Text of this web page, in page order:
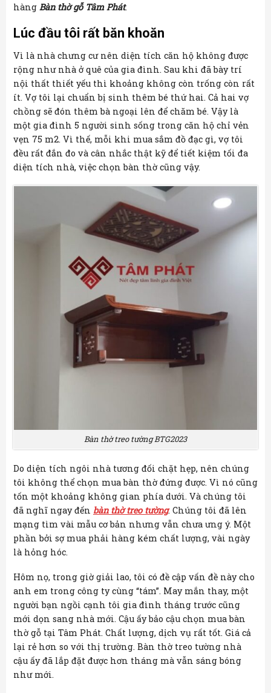
hàng Bàn thờ gỗ Tâm Phát.
Lúc đầu tôi rất băn khoăn
Vì là nhà chưng cư nên diện tích căn hộ không được
rộng như nhà ở quê của gia đình. Sau khi đã bày trí
nội thất thiết yếu thì khoảng không còn trống còn rất
ít. Vợ tôi lại chuẩn bị sinh thêm bé thứ hai. Cả hai vợ
chồng sẽ đón thêm bà ngoại lên để chăm bé. Vậy là
một gia đình 5 người sinh sống trong căn hộ chỉ vẻn
vẹn 75 m2. Vì thế, mỗi khi mua sắm đồ đạc gì, vợ tôi
đều rất đắn đo và cân nhắc thật kỹ để tiết kiệm tối đa
diện tích nhà, việc chọn bàn thờ cũng vậy.
Bàn thờ treo tường BTG2023
Do diện tích ngôi nhà tương đối chặt hẹp, nên chúng
tôi không thể chọn mua bàn thờ đứng được. Vì nó cũng
tốn một khoảng không gian phía dưới. Và chúng tôi
đã nghĩ ngay đến bàn thờ treo tường. Chúng tôi đã lên
mạng tìm vài mẫu cơ bản nhưng vẫn chưa ưng ý. Một
phần bởi sợ mua phải hàng kém chất lượng, vài ngày
là hỏng hóc.
Hôm nọ, trong giờ giải lao, tôi có đề cập vấn đề này cho
anh em trong công ty cùng “tám”. May mắn thay, một
người bạn ngồi cạnh tôi gia đình tháng trước cũng
mới dọn sang nhà mới. Cậu ấy bảo cậu chọn mua bàn
thờ gỗ tại Tâm Phát. Chất lượng, dịch vụ rất tốt. Giá cả
lại rẻ hơn so với thị trường. Bàn thờ treo tường nhà
cậu ấy đã lắp đặt được hơn tháng mà vẫn sáng bóng
như mới.